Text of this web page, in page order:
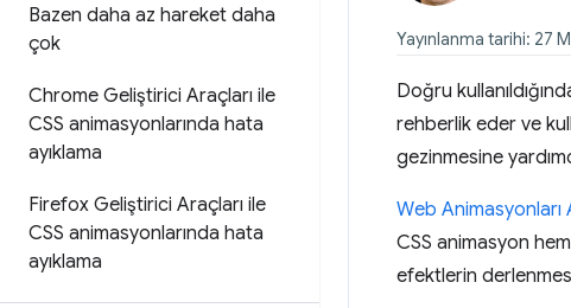
Bazen daha az hareket daha
çok
Chrome Geliştirici Araçları ile
CSS animasyonlarında hata
ayıklama
Firefox Geliştirici Araçları ile
CSS animasyonlarında hata
ayıklama
Yayınlanma tarihi: 27
Doğru
rehberlik eder ve
gezinmesine
Web Animasyonları
CSS animasyon
efektlerin